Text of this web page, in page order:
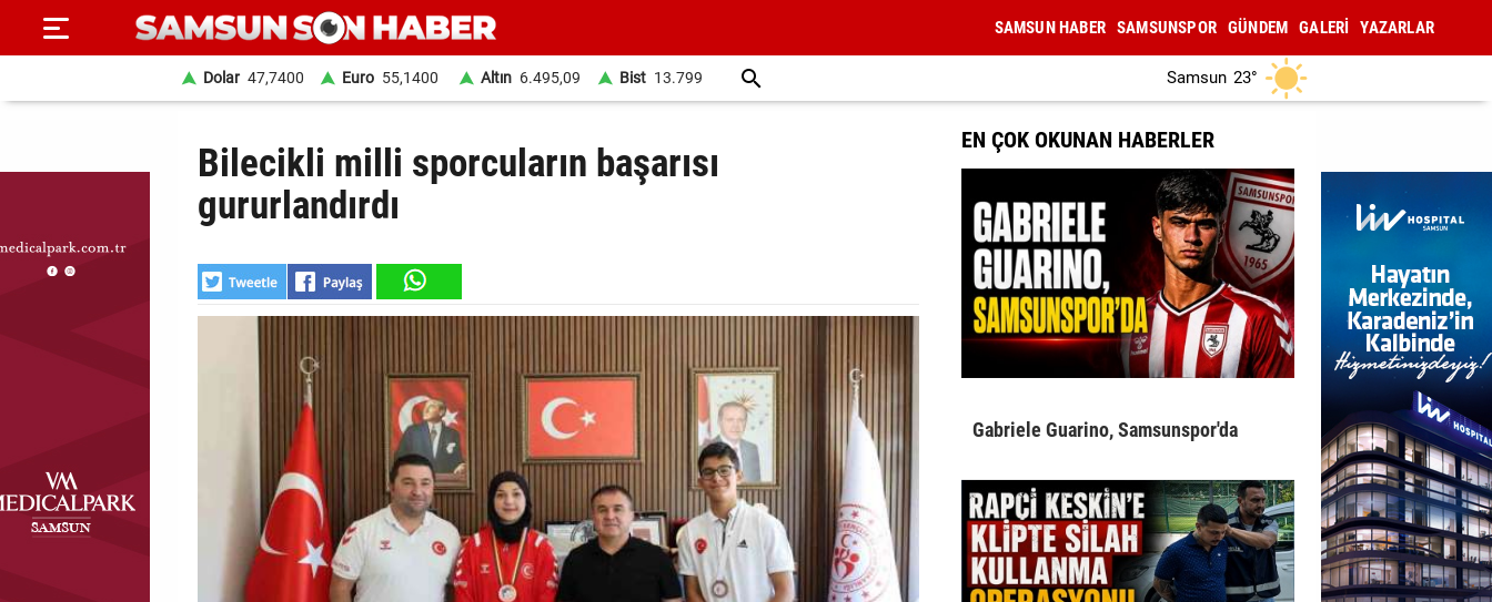
SAYFA
HABER
DÜNYA
MAGAZİN
SAMSUN HABER SAMSUNSPOR GÜNDEM GALERİ YAZARLAR
Dolar 47,7400 Euro 55,1400 Altın 6.495,09 Bist 13.799 Samsun 23°
Bilecikli milli sporcuların başarısı
gururlandırdı
EN ÇOK OKUNAN HABERLER
Gabriele Guarino, Samsunspor'da